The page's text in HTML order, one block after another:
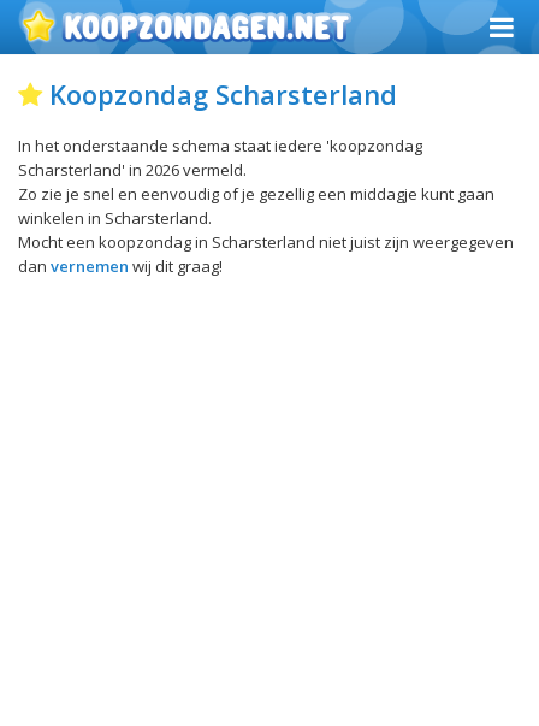
Koopzondag Scharsterland
In het onderstaande schema staat iedere 'koopzondag
Scharsterland' in 2026 vermeld.
Zo zie je snel en eenvoudig of je gezellig een middagje kunt gaan
winkelen in Scharsterland.
Mocht een koopzondag in Scharsterland niet juist zijn weergegeven
dan vernemen wij dit graag!